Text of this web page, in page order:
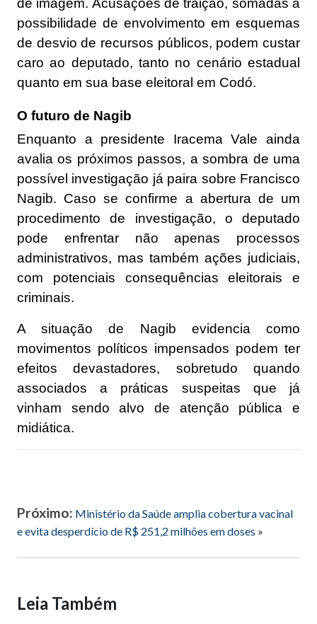
de imagem. Acusações de traição, somadas à
possibilidade de envolvimento em esquemas
de desvio de recursos públicos, podem custar
caro ao deputado, tanto no cenário estadual
quanto em sua base eleitoral em Codó.
O futuro de Nagib
Enquanto a presidente Iracema Vale ainda
avalia os próximos passos, a sombra de uma
possível investigação já paira sobre Francisco
Nagib. Caso se confirme a abertura de um
procedimento de investigação, o deputado
pode enfrentar não apenas processos
administrativos, mas também ações judiciais,
com potenciais consequências eleitorais e
criminais.
A situação de Nagib evidencia como
movimentos políticos impensados podem ter
efeitos devastadores, sobretudo quando
associados a práticas suspeitas que já
vinham sendo alvo de atenção pública e
midiática.
Próximo: Ministério da Saúde amplia cobertura vacinal
e evita desperdício de R$ 251,2 milhões em doses »
Leia Também